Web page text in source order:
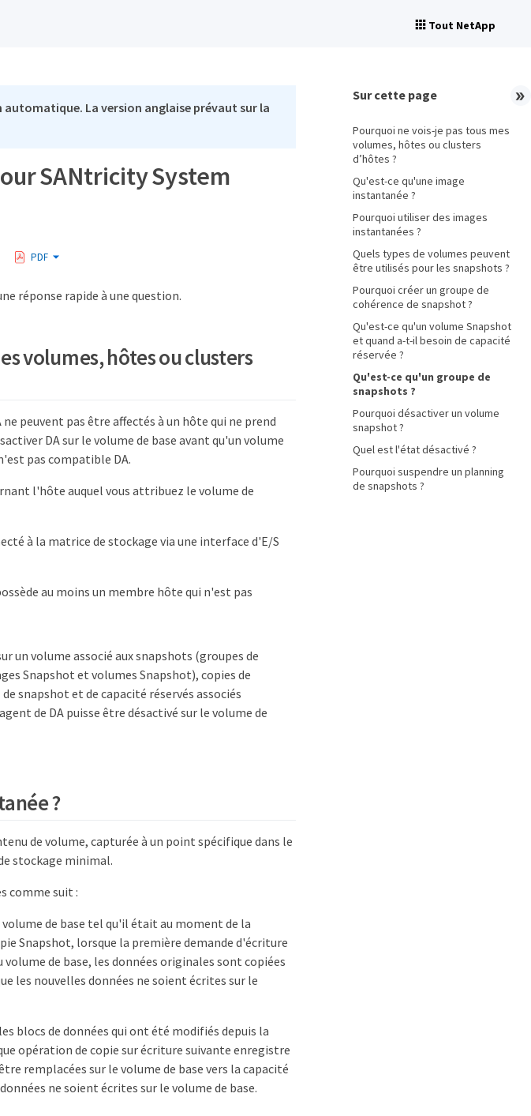
Tout NetApp
La version anglaise prévaut sur la
SANtricity System
PDF
réponse rapide à une question.
volumes, hôtes ou clusters
peuvent pas être affectés à un hôte qui ne prend
DA sur le volume de base avant qu'un volume
pas compatible DA.
l'hôte auquel vous attribuez le volume de
à la matrice de stockage via une interface d'E/S
au moins un membre hôte qui n'est pas
un volume associé aux snapshots (groupes de
Snapshot et volumes Snapshot), copies de
snapshot et de capacité réservés associés
de DA puisse être désactivé sur le volume de
?
de volume, capturée à un point spécifique dans le
stockage minimal.
comme suit :
de base tel qu'il était au moment de la
Snapshot, lorsque la première demande d'écriture
de base, les données originales sont copiées
les nouvelles données ne soient écrites sur le
blocs de données qui ont été modifiés depuis la
opération de copie sur écriture suivante enregistre
remplacées sur le volume de base vers la capacité
ne soient écrites sur le volume de base.
Sur cette page
Pourquoi ne vois-je pas tous mes
volumes, hôtes ou clusters
d’hôtes ?
Qu'est-ce qu'une image
instantanée ?
Pourquoi utiliser des images
instantanées ?
Quels types de volumes peuvent
être utilisés pour les snapshots ?
Pourquoi créer un groupe de
cohérence de snapshot ?
Qu'est-ce qu'un volume Snapshot
et quand a-t-il besoin de capacité
réservée ?
Qu'est-ce qu'un groupe de
snapshots ?
Pourquoi désactiver un volume
snapshot ?
Quel est l'état désactivé ?
Pourquoi suspendre un planning
de snapshots ?